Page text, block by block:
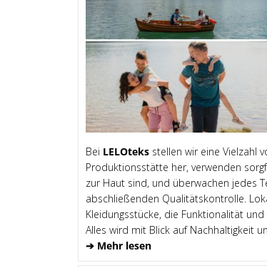
Bei LELOteks stellen wir eine Vielzahl
Produktionsstätte her, verwenden
zur Haut sind, und überwachen jedes
abschließenden Qualitätskontrolle.
Kleidungsstücke, die Funktionalität
Alles wird mit Blick auf Nachhaltigkeit
➔ Mehr lesen